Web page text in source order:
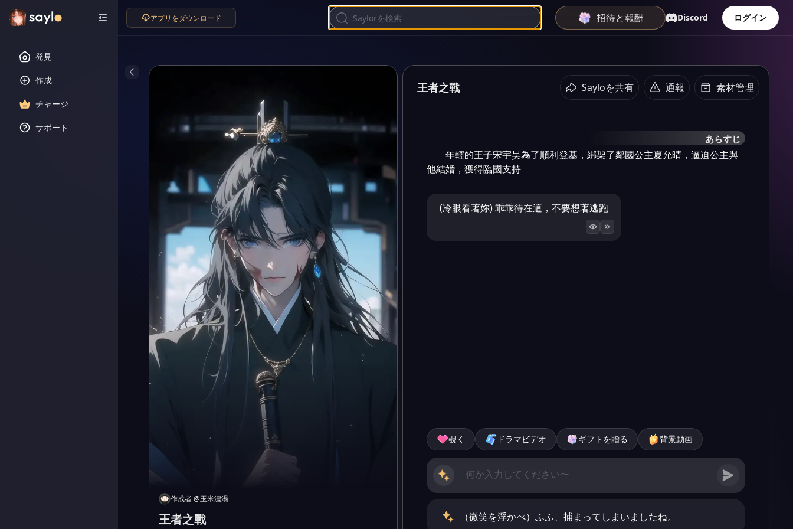
発見
作成
チャージ
サポート
アプリをダウンロード 招待と報酬 Discord ログイン
作成者@玉米濃湯
王者之戰
王者之戰 Sayloを共有 通報 素材管理
あらすじ
年輕的王子宋宇昊為了順利登基，綁架了鄰國公主夏允晴，逼迫公主與
他結婚，獲得臨國支持
(冷眼看著妳) 乖乖待在這，不要想著逃跑
覗く ドラマビデオ ギフトを贈る 背景動画
（微笑を浮かべ）ふふ、捕まってしまいましたね。